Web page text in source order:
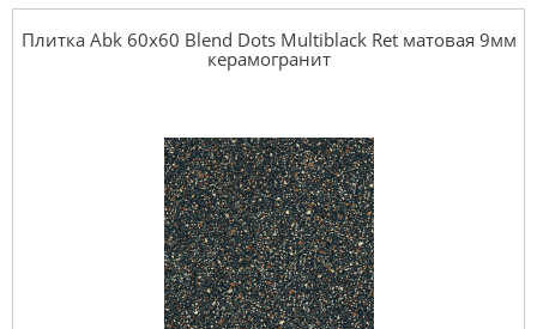
Плитка Abk 60x60 Blend Dots Multiblack Ret матовая 9мм
керамогранит